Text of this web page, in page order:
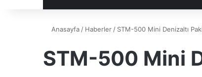
Anasayfa/ Haberler/ STM-500 Mini Denizaltı
STM-500 Mini